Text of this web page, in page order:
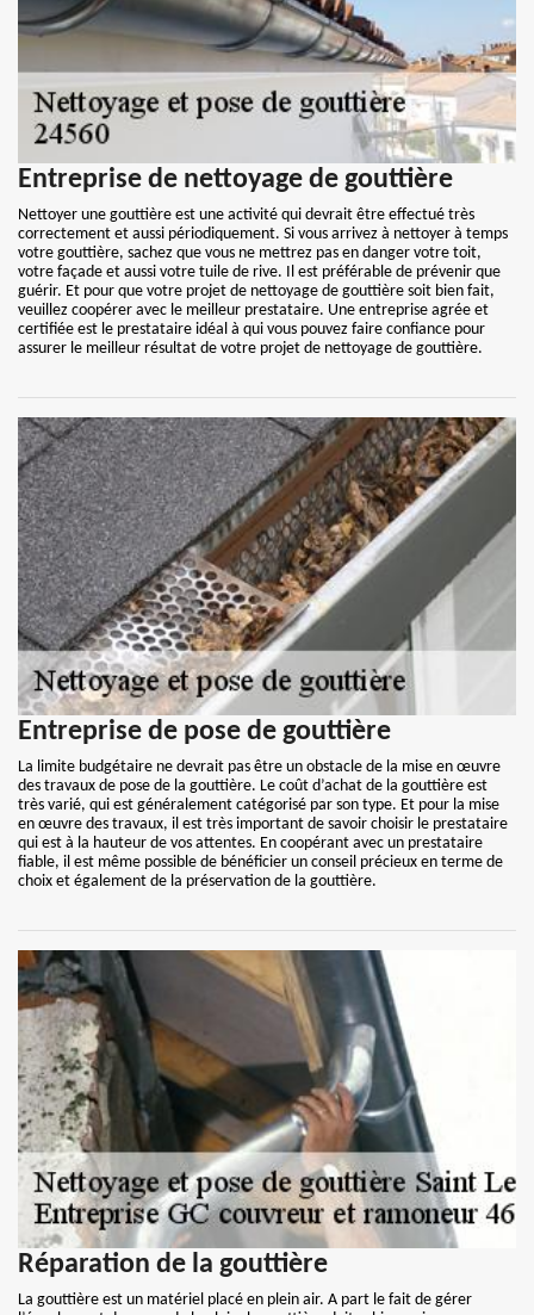
Entreprise de nettoyage de gouttière
Nettoyer une gouttière est une activité qui devrait être effectué très
correctement et aussi périodiquement. Si vous arrivez à nettoyer à temps
votre gouttière, sachez que vous ne mettrez pas en danger votre toit,
votre façade et aussi votre tuile de rive. Il est préférable de prévenir que
guérir. Et pour que votre projet de nettoyage de gouttière soit bien fait,
veuillez coopérer avec le meilleur prestataire. Une entreprise agrée et
certifiée est le prestataire idéal à qui vous pouvez faire confiance pour
assurer le meilleur résultat de votre projet de nettoyage de gouttière.
Entreprise de pose de gouttière
La limite budgétaire ne devrait pas être un obstacle de la mise en œuvre
des travaux de pose de la gouttière. Le coût d’achat de la gouttière est
très varié, qui est généralement catégorisé par son type. Et pour la mise
en œuvre des travaux, il est très important de savoir choisir le prestataire
qui est à la hauteur de vos attentes. En coopérant avec un prestataire
fiable, il est même possible de bénéficier un conseil précieux en terme de
choix et également de la préservation de la gouttière.
Réparation de la gouttière
La gouttière est un matériel placé en plein air. A part le fait de gérer